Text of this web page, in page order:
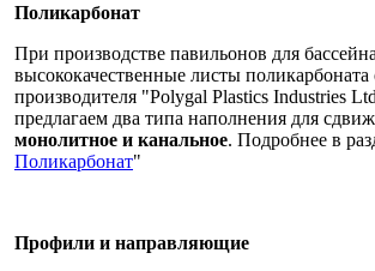
Поликарбонат
При производстве павильонов для
высококачественные листы
производителя "Polygal Plastics Industries
предлагаем два типа наполнения для
монолитное и канальное. Подробнее в
Поликарбонат"
Профили и направляющие